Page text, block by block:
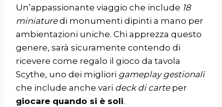
Un’appassionante viaggio che include 18
miniaturedi monumenti dipinti a mano per
ambientazioni uniche. Chi apprezza questo
genere, sarà sicuramente contendo di
ricevere come regalo il gioco da tavola
Scythe, uno dei migliori gameplay gestionali
che include anche vari deck di carteper
giocare quando si è soli.